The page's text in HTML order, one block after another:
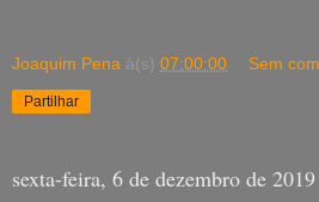
Joaquim Pena à(s) 07:00:00 Sem
Partilhar
sexta-feira, 6 de dezembro de 2019